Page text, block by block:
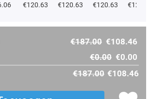
€120.63 €120.63 €120.63 €
€187.00 €108.46
€0.00 €0.00
€187.00 €108.46